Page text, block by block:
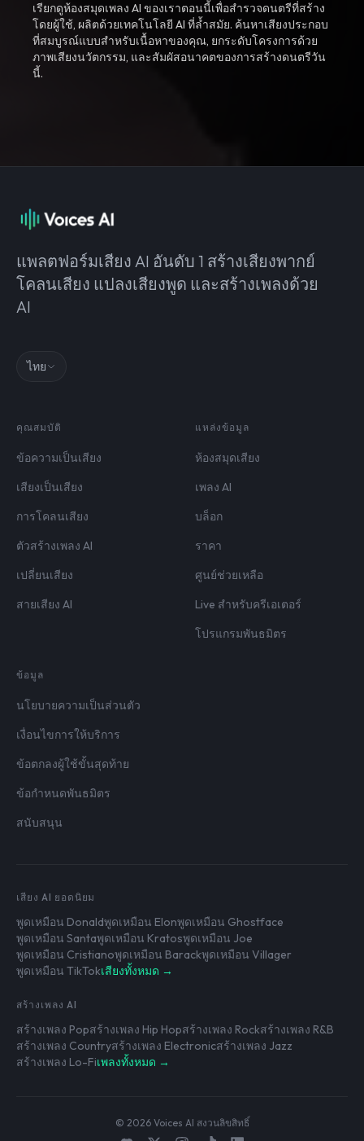
เรียกดูห้องสมุดเพลง AI ของเราตอนนี้เพื่อสำรวจดนตรีที่สร้าง
โดยผู้ใช้, ผลิตด้วยเทคโนโลยี AI ที่ล้ำสมัย. ค้นหาเสียงประกอบ
ที่สมบูรณ์แบบสำหรับเนื้อหาของคุณ, ยกระดับโครงการด้วย
ภาพเสียงนวัตกรรม, และสัมผัสอนาคตของการสร้างดนตรีวัน
นี้.
แพลตฟอร์มเสียง AI อันดับ 1 สร้างเสียงพากย์
โคลนเสียง แปลงเสียงพูด และสร้างเพลงด้วย
AI
ไทย
คุณสมบัติ
ข้อความเป็นเสียง
เสียงเป็นเสียง
การโคลนเสียง
ตัวสร้างเพลง AI
เปลี่ยนเสียง
สายเสียง AI
แหล่งข้อมูล
ห้องสมุดเสียง
เพลง AI
บล็อก
ราคา
ศูนย์ช่วยเหลือ
Live สำหรับครีเอเตอร์
โปรแกรมพันธมิตร
ข้อมูล
นโยบายความเป็นส่วนตัว
เงื่อนไขการให้บริการ
ข้อตกลงผู้ใช้ขั้นสุดท้าย
ข้อกำหนดพันธมิตร
สนับสนุน
เสียง AI ยอดนิยม
พูดเหมือน Donaldพูดเหมือน Elonพูดเหมือน Ghostface
พูดเหมือน Santaพูดเหมือน Kratosพูดเหมือน Joe
พูดเหมือน Cristianoพูดเหมือน Barackพูดเหมือน Villager
พูดเหมือน TikTokเสียงทั้งหมด →
สร้างเพลง AI
สร้างเพลง Popสร้างเพลง Hip Hopสร้างเพลง Rockสร้างเพลง R&B
สร้างเพลง Countryสร้างเพลง Electronicสร้างเพลง Jazz
สร้างเพลง Lo-Fiเพลงทั้งหมด →
© 2026 Voices AI สงวนลิขสิทธิ์